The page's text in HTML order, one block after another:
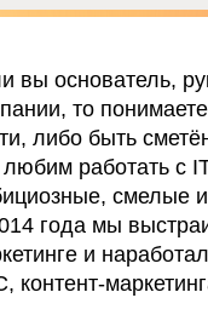
бренда
компании
которые внушают
миссии
вы основатель,
то
либо быть
работать с
смелые
года мы
и
контент-